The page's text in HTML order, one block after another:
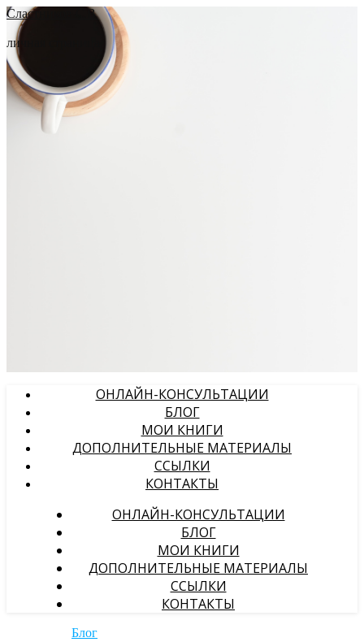
Сластников С.В.
личная страница
ОНЛАЙН-КОНСУЛЬТАЦИИ
БЛОГ
МОИ КНИГИ
ДОПОЛНИТЕЛЬНЫЕ МАТЕРИАЛЫ
ССЫЛКИ
КОНТАКТЫ
ОНЛАЙН-КОНСУЛЬТАЦИИ
БЛОГ
МОИ КНИГИ
ДОПОЛНИТЕЛЬНЫЕ МАТЕРИАЛЫ
ССЫЛКИ
КОНТАКТЫ
Блог